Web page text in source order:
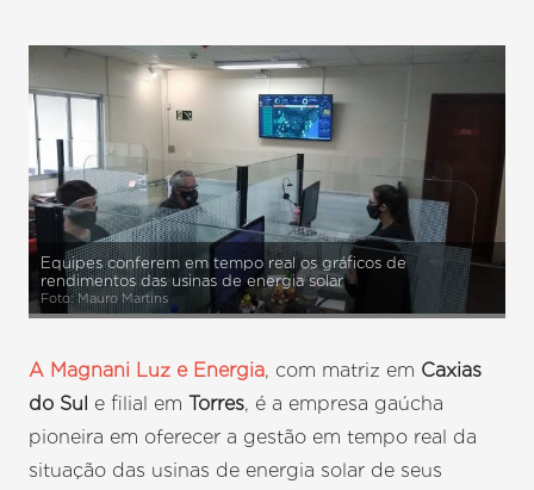
Equipes conferem em tempo real os gráficos de
rendimentos das usinas de energia solar
Foto: Mauro Martins
A Magnani Luz e Energia, com matriz em Caxias
do Sul e filial emTorres, é a empresa gaúcha
pioneira em oferecer a gestão em tempo real da
situação das usinas de energia solar de seus